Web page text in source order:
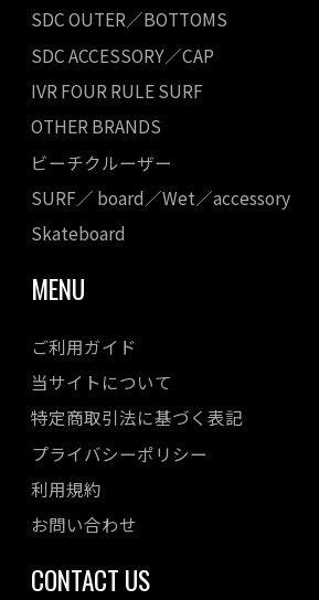
SDC OUTER／BOTTOMS
SDC ACCESSORY／CAP
IVR FOUR RULE SURF
OTHER BRANDS
ビーチクルーザー
SURF／ board／Wet／accessory
Skateboard
MENU
ご利用ガイド
当サイトについて
特定商取引法に基づく表記
プライバシーポリシー
利用規約
お問い合わせ
CONTACT US